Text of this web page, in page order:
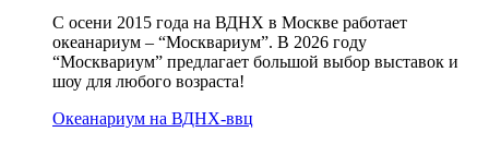
С осени 2015 года на ВДНХ в Москве работает
океанариум – “Москвариум”. В 2026 году
“Москвариум” предлагает большой выбор выставок и
шоу для любого возраста!
Океанариум на ВДНХ-ввц